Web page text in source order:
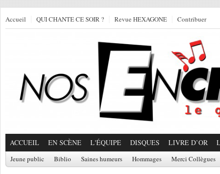
Accueil QUI CHANTE CE SOIR ? Revue HEXAGONE Contribuer
ACCUEIL EN SCÈNE L'ÉQUIPE DISQUES LIVRE D’OR
Jeune public Biblio Saines humeurs Hommages Merci Collègues